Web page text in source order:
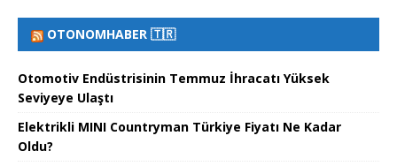
OTONOMHABER 🇹🇷
Otomotiv Endüstrisinin Temmuz İhracatı Yüksek
Seviyeye Ulaştı
Elektrikli MINI Countryman Türkiye Fiyatı Ne Kadar
Oldu?